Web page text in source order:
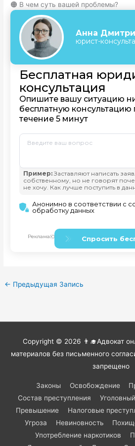
🟠 В чем суть вашей проблемы?
← Предыдущая Запись
Copyright © 2026 👨‍🎓Адвокат
материалов без письменного
запрещено
Законы Освобождение
Состав преступления
Превышение
Налоговые
Угроза
Невиновность
Употребление наркотиков